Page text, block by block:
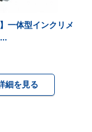
一体型インクリメ
細を見る